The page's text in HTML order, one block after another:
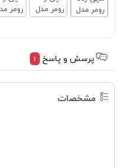
پرسش و پاسخ 1
مشخصات